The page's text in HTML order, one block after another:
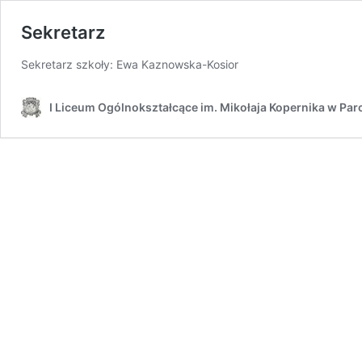
Sekretarz
Sekretarz szkoły: Ewa Kaznowska-Kosior
I Liceum Ogólnokształcące im. Mikołaja Kopernika w